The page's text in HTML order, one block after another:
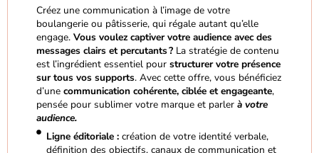
Créez une communication à l’image de votre
boulangerie ou pâtisserie, qui régale autant qu’elle
engage. Vous voulez captiver votre audience avec des
messages clairs et percutants ? La stratégie de contenu
est l’ingrédient essentiel pour structurer votre présence
sur tous vos supports. Avec cette offre, vous bénéficiez
d’une communication cohérente, ciblée et engageante,
pensée pour sublimer votre marque et parler à votre
audience.
Ligne éditoriale :création de votre identité verbale,
définition des objectifs, canaux de communication et